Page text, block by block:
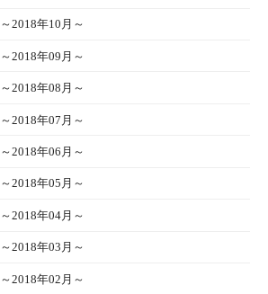
2018年10月～
2018年09月～
2018年08月～
2018年07月～
2018年06月～
2018年05月～
2018年04月～
2018年03月～
2018年02月～